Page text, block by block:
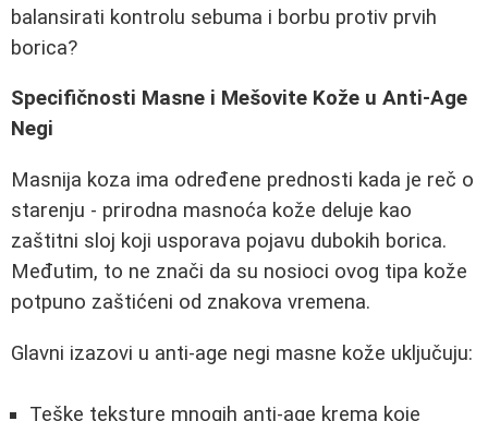
balansirati kontrolu sebuma i borbu protiv prvih
borica?
Specifičnosti Masne i Mešovite Kože u Anti-Age
Negi
Masnija koza ima određene prednosti kada je reč o
starenju - prirodna masnoća kože deluje kao
zaštitni sloj koji usporava pojavu dubokih borica.
Međutim, to ne znači da su nosioci ovog tipa kože
potpuno zaštićeni od znakova vremena.
Glavni izazovi u anti-age negi masne kože uključuju:
Teške teksture mnogih anti-age krema koje